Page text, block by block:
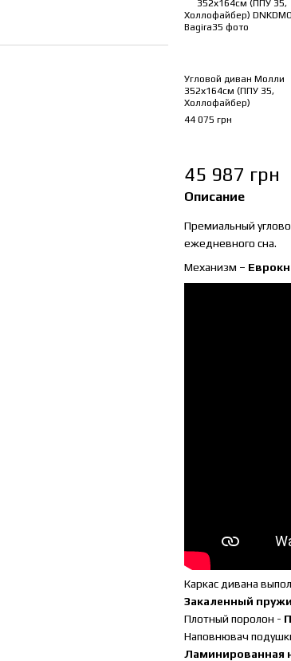
Угловой диван Молли
352х164см (ППУ 35,
Холлофайбер)
44 075 грн
45 987 грн
Описание
Премиальный
ежедневного сна.
Механизм –
Каркас дивана
Закаленный
Плотный поролон -
Наповнювач
Ламинированная